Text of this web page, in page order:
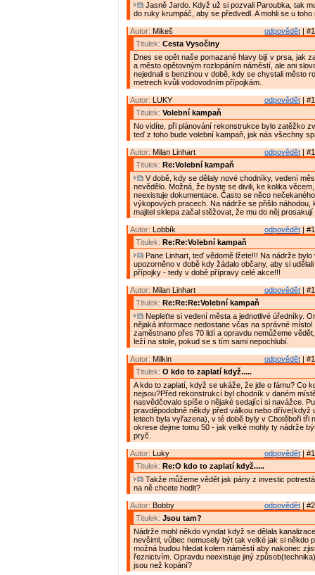
Jasně Jardo. Když už si pozvali Paroubka, tak
do ruky krumpáč, aby se předvedl. A mohli se u toho
odpovědět |
Autor: Mikeš
Titulek: Cesta Vysočiny
Dnes se opět naše pomazané hlavy bijí v prsa, jak
a město opětovným rozlopáním náměstí, ale ani
nejednali s benzinou v době, kdy se chystali město
metrech kvůli vodovodním přípojkám.
odpovědět |
Autor: LUKY
Titulek: Volební kampaň
No vidíte, při plánování rekonstrukce bylo zatěžko
teď z toho bude volební kampaň, jak nás všechny
odpovědět |
Autor: Milan Linhart
Titulek: Re:Volební kampaň
V době, kdy se dělaly nové chodníky, vedení
nevědělo. Možná, že byste se divili, ke kolika
neexistuje dokumentace. Často se něco
výkopových pracech. Na nádrže se přišlo náhodou,
majitel sklepa začal stěžovat, že mu do něj prosakují
odpovědět |
Autor: Lobbík
Titulek: Re:Re:Volební kampaň
Pane Linhart, teď vědomě lžete!!! Na nádrže bylo
upozorněno v době kdy žádalo občany, aby si
přípojky - tedy v době přípravy celé akce!!!
odpovědět |
Autor: Milan Linhart
Titulek: Re:Re:Re:Volební kampaň
Nepleťte si vedení města a jednotlivé úředníky.
nějaká informace nedostane včas na správné místo!
zaměstnano přes 70 lidí a opravdu nemůžeme
leží na stole, pokud se s tím sami nepochlubí.
odpovědět |
Autor: Milkin
Titulek: O kdo to zaplatí když.....
A kdo to zaplatí, když se ukáže, že jde o fámu? Co
nejsou?Před rekonstrukcí byl chodník v daném
nasvědčovalo spíše o nějaké sedající si navážce.
pravděpodobně někdy před válkou nebo dříve(když
letech byla vyřazena), v té době byly v Chotěboři tři
okrese dejme tomu 50 - jak velké mohly ty nádrže
pryč.
odpovědět |
Autor: Luky
Titulek: Re:O kdo to zaplatí když.....
Takže můžeme vědět jak pány z investic
na ně chcete hodit?
odpovědět |
Autor: Bobby
Titulek: Jsou tam?
Nádrže mohl někdo vyndat když se dělala
nevšiml, vůbec nemusely být tak velké jak si někdo
možná budou hledat kolem náměstí aby nakonec
řeznictvím. Opravdu neexistuje jiný
jsou než kopání?